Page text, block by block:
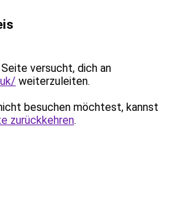
versucht, dich an
weiterzuleiten.
besuchen möchtest, kannst
zurückkehren.